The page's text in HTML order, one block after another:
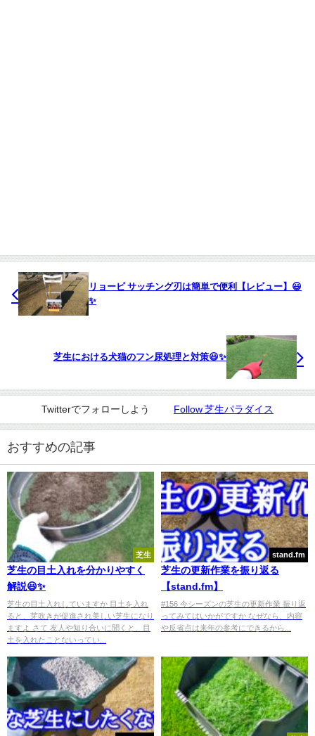
リョービ サッチング刃は簡単で便利【レビュー】😃
✨
芝生における犬猫のフン尿処理と対策😃✨
Twitterでフォローしよう Follow 芝生パラダイス
おすすめの記事
芝生
芝生の目土入れを分かりやすく
解説😃✨
芝生の目土入れしていますか 目土を入れ
ると、芽吹きが促進され美しい芝生になり
ますよ さて 友人や知り合いに聞くと、目
土を入れたことないってい...
stand.fm
芝生の更新作業を振り返る
【stand.fm】
#156 今シーズンの芝生の更新作業 振り返
ってみてはいかがですか なぜなら、内容
や反省点は来年の参考にできるから...